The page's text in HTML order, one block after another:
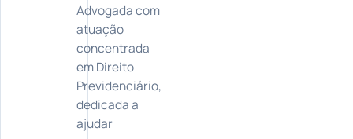
Advogada com
atuação
concentrada
em Direito
Previdenciário,
dedicada a
ajudar